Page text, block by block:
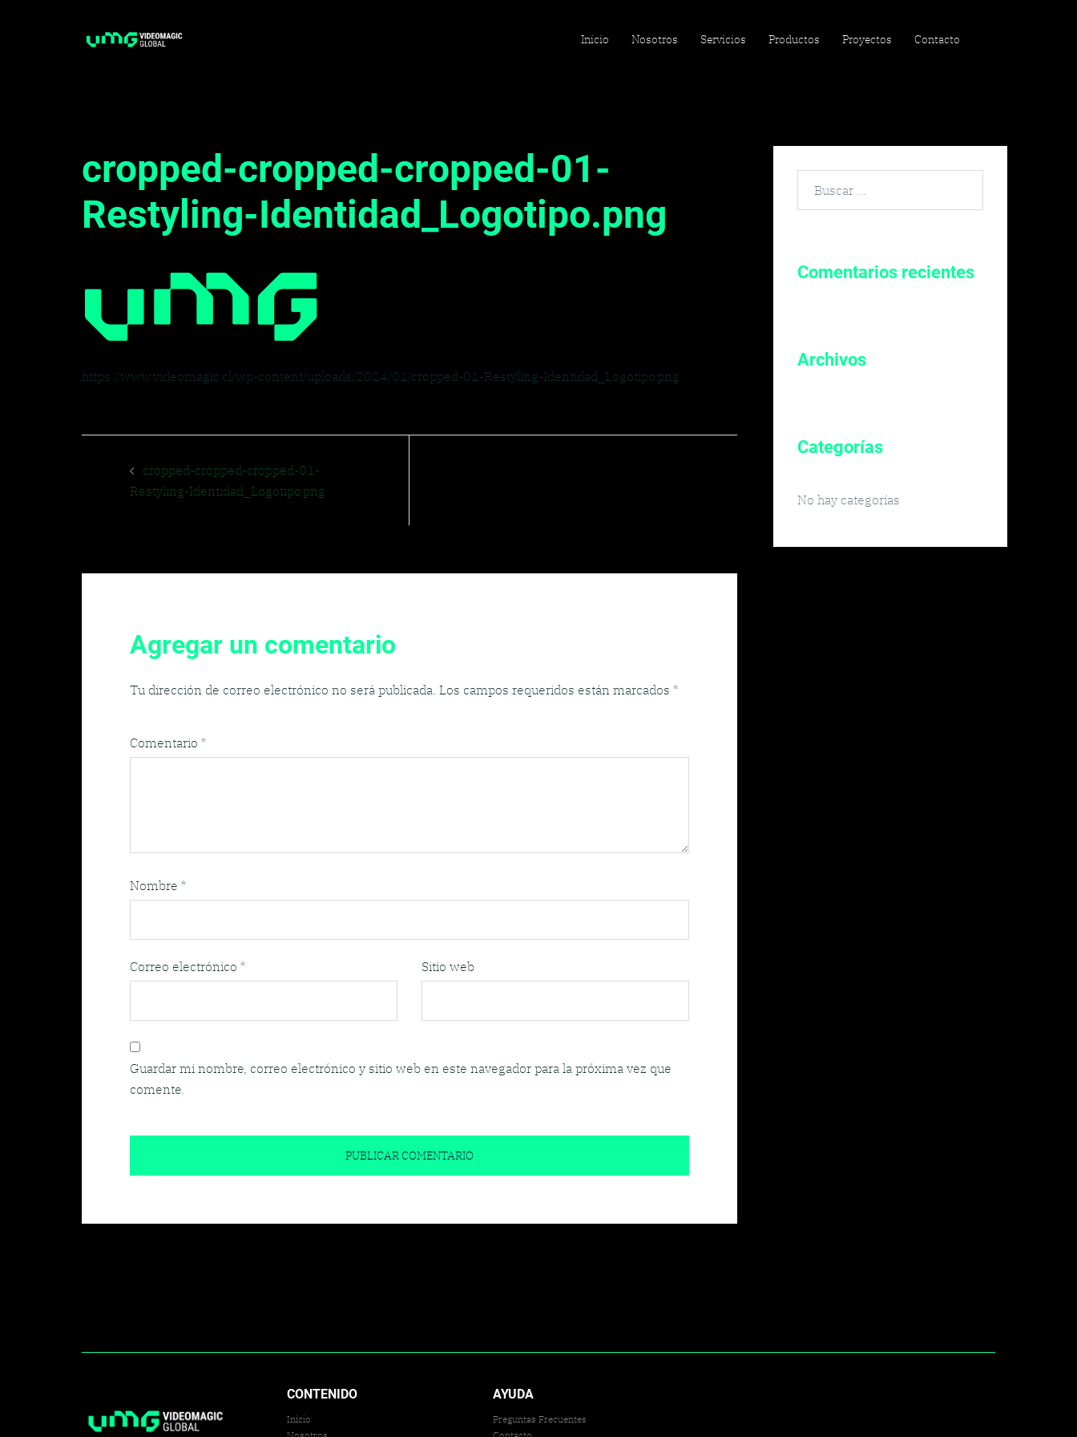
Inicio Nosotros Servicios Productos Proyectos Contacto
cropped-cropped-cropped-01-
Restyling-Identidad_Logotipo.png
https://www.videomagic.cl/wp-content/uploads/2024/01/cropped-01-Restyling-Identidad_Logotipo.png
cropped-cropped-cropped-01-
Restyling-Identidad_Logotipo.png
Agregar un comentario
Tu dirección de correo electrónico no será publicada. Los campos requeridos están marcados *
Comentario *
Nombre *
Correo electrónico * Sitio web
Guardar mi nombre, correo electrónico y sitio web en este navegador para la próxima vez que
comente.
por:
Comentarios recientes
Archivos
Categorías
No hay categorías
CONTENIDO
Inicio
AYUDA
Preguntas Frecuentes